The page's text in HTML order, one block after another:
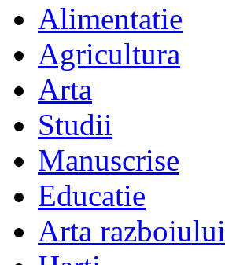
Alimentatie
Agricultura
Arta
Studii
Manuscrise
Educatie
Arta razboiului